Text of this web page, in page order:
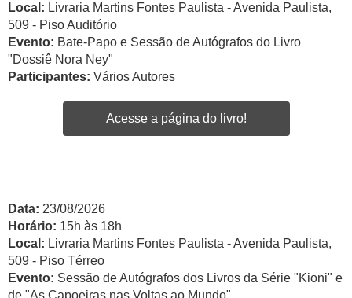
Local: Livraria Martins Fontes Paulista - Avenida Paulista,
509 - Piso Auditório
Evento: Bate-Papo e Sessão de Autógrafos do Livro
"Dossiê Nora Ney"
Participantes: Vários Autores
Acesse a página do livro!
Data: 23/08/2026
Horário: 15h às 18h
Local: Livraria Martins Fontes Paulista - Avenida Paulista,
509 - Piso Térreo
Evento: Sessão de Autógrafos dos Livros da Série "Kioni" e
de "As Capoeiras nas Voltas ao Mundo"